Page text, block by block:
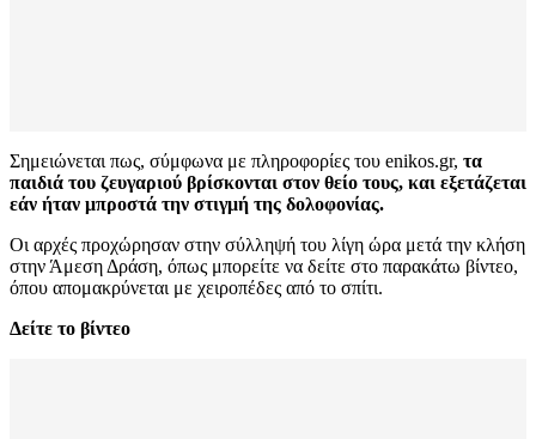
Σημειώνεται πως, σύμφωνα με πληροφορίες του enikos.gr, τα
παιδιά του ζευγαριού βρίσκονται στον θείο τους, και εξετάζεται
εάν ήταν μπροστά την στιγμή της δολοφονίας.
Οι αρχές προχώρησαν στην σύλληψή του λίγη ώρα μετά την κλήση
στην Άμεση Δράση, όπως μπορείτε να δείτε στο παρακάτω βίντεο,
όπου απομακρύνεται με χειροπέδες από το σπίτι.
Δείτε το βίντεο